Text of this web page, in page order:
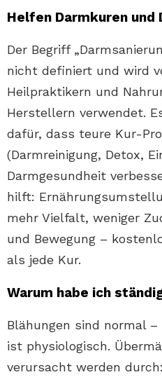
Helfen Darmkuren und
Der Begriff
nicht definiert und wird
Heilpraktikern und
Herstellern verwendet.
dafür, dass teure Kur-
(Darmreinigung, Detox,
Darmgesundheit
hilft:
mehr Vielfalt, weniger
und Bewegung –
als jede Kur.
Warum habe ich
Blähungen sind normal
ist physiologisch.
verursacht werden